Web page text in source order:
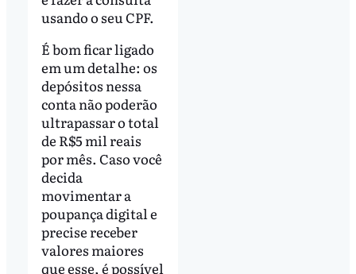
usando o seu CPF.
É bom ficar ligado
em um detalhe: os
depósitos nessa
conta não poderão
ultrapassar o total
de R$5 mil reais
por mês. Caso você
decida
movimentar a
poupança digital e
precise receber
valores maiores
que esse, é possível